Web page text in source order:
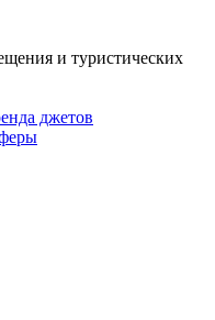
и туристических
джетов